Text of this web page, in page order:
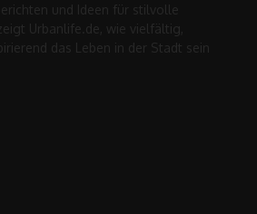
und Ideen für stilvolle
Urbanlife.de, wie vielfältig,
das Leben in der Stadt sein